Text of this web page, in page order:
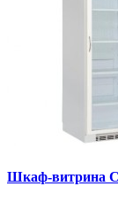
Шкаф-витрина